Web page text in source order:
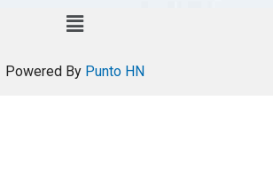
Powered By Punto HN